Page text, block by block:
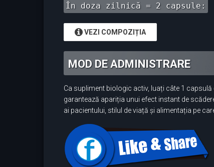
În doza zilnică = 2 capsule:
VEZI COMPOZIȚIA
MOD DE ADMINISTRARE
Ca supliment biologic activ, luați câte 1
garantează apariția unui efect instant de
ai pacientului, stilul de viață și alimentația pe